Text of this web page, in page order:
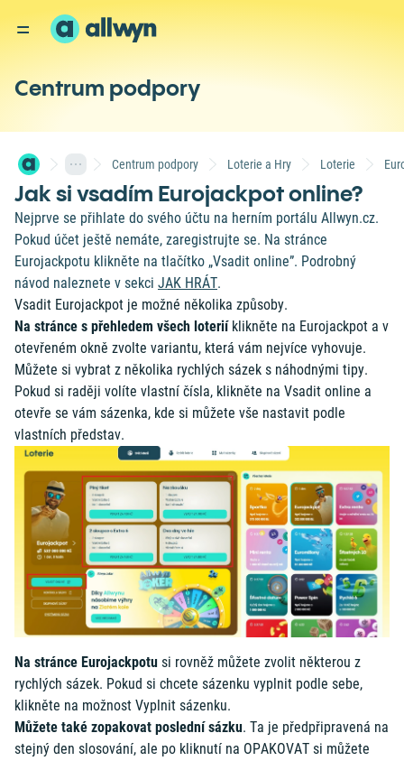
Centrum podpory
Centrum podpory Loterie a Hry Loterie
Jak si vsadím Eurojackpot online?
Nejprve se přihlate do svého účtu na herním portálu Allwyn.cz.
Pokud účet ještě nemáte, zaregistrujte se. Na stránce
Eurojackpotu klikněte na tlačítko „Vsadit online”. Podrobný
návod naleznete v sekci JAK HRÁT.
Vsadit Eurojackpot je možné několika způsoby.
Na stránce s přehledem všech loteriíklikněte na Eurojackpot a v
otevřeném okně zvolte variantu, která vám nejvíce vyhovuje.
Můžete si vybrat z několika rychlých sázek s náhodnými tipy.
Pokud si raději volíte vlastní čísla, klikněte na Vsadit online a
otevře se vám sázenka, kde si můžete vše nastavit podle
vlastních představ.
Na stránce Eurojackpotu si rovněž můžete zvolit některou z
rychlých sázek. Pokud si chcete sázenku vyplnit podle sebe,
klikněte na možnost Vyplnit sázenku.
Můžete také zopakovat poslední sázku. Ta je předpřipravená na
stejný den slosování, ale po kliknutí na OPAKOVAT si můžete